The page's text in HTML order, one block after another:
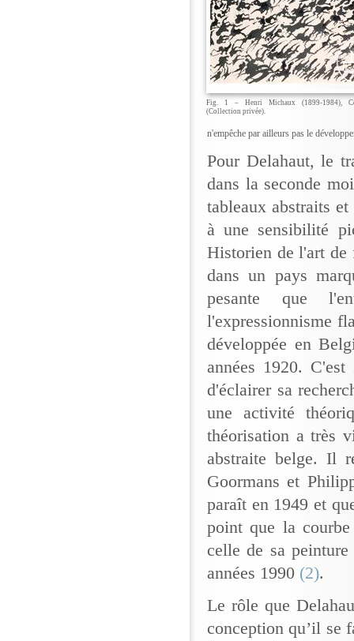
Fig. 1 – Henri Michaux (1899-1984),
(Collection privée).
n'empêche par ailleurs pas le
Pour Delahaut, le
dans la seconde
tableaux abstraits
à une sensibilité
Historien de l'art de
dans un pays
pesante que
l'expressionnisme
développée en
années 1920.
d'éclairer sa
une activité
théorisation a très
abstraite belge. Il
Goormans et
paraît en 1949 et
point que la
celle de sa
années 1990 (2).
Le rôle que
conception qu’il se